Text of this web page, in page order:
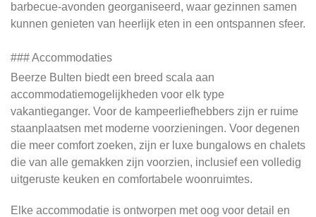
barbecue-avonden georganiseerd, waar gezinnen samen
kunnen genieten van heerlijk eten in een ontspannen sfeer.
### Accommodaties
Beerze Bulten biedt een breed scala aan
accommodatiemogelijkheden voor elk type
vakantieganger. Voor de kampeerliefhebbers zijn er ruime
staanplaatsen met moderne voorzieningen. Voor degenen
die meer comfort zoeken, zijn er luxe bungalows en chalets
die van alle gemakken zijn voorzien, inclusief een volledig
uitgeruste keuken en comfortabele woonruimtes.
Elke accommodatie is ontworpen met oog voor detail en